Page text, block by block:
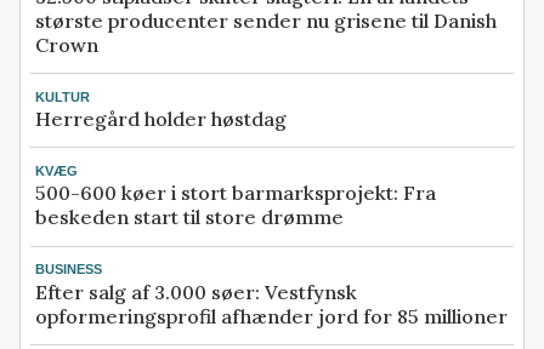
største producenter sender nu grisene til Danish
Crown
KULTUR
Herregård holder høstdag
KVÆG
500-600 køer i stort barmarksprojekt: Fra
beskeden start til store drømme
BUSINESS
Efter salg af 3.000 søer: Vestfynsk
opformeringsprofil afhænder jord for 85 millioner